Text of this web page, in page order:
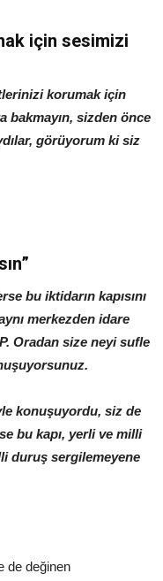
için sesimizi
korumak için
bakmayın, sizden önce
görüyorum ki siz
bu iktidarın kapısını
merkezden idare
Oradan size neyi sufle
konuşuyordu, siz de
bu kapı, yerli ve milli
duruş sergilemeyene
de değinen